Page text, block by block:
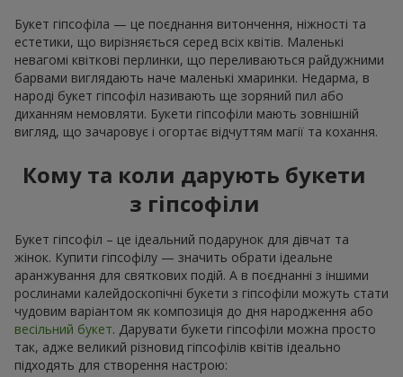
Букет гіпсофіла — це поєднання витончення, ніжності та
естетики, що вирізняється серед всіх квітів. Маленькі
невагомі квіткові перлинки, що переливаються райдужними
барвами виглядають наче маленькі хмаринки. Недарма, в
народі букет гіпсофіл називають ще зоряний пил або
диханням немовляти. Букети гіпсофіли мають зовнішній
вигляд, що зачаровує і огортає відчуттям магії та кохання.
Кому та коли дарують букети
з гіпсофіли
Букет гіпсофіл – це ідеальний подарунок для дівчат та
жінок. Купити гіпсофілу — значить обрати ідеальне
аранжування для святкових подій. А в поєднанні з іншими
рослинами калейдоскопічні букети з гіпсофіли можуть стати
чудовим варіантом як композиція до дня народження або
весільний букет. Дарувати букети гіпсофіли можна просто
так, адже великий різновид гіпсофілів квітів ідеально
підходять для створення настрою: